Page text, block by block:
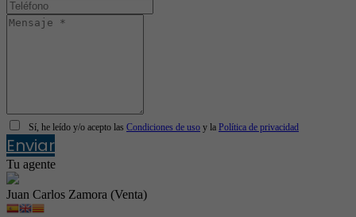
Sí, he leído y/o acepto las Condiciones de uso y la Política de privacidad
Enviar
Tu agente
Juan Carlos Zamora (Venta)